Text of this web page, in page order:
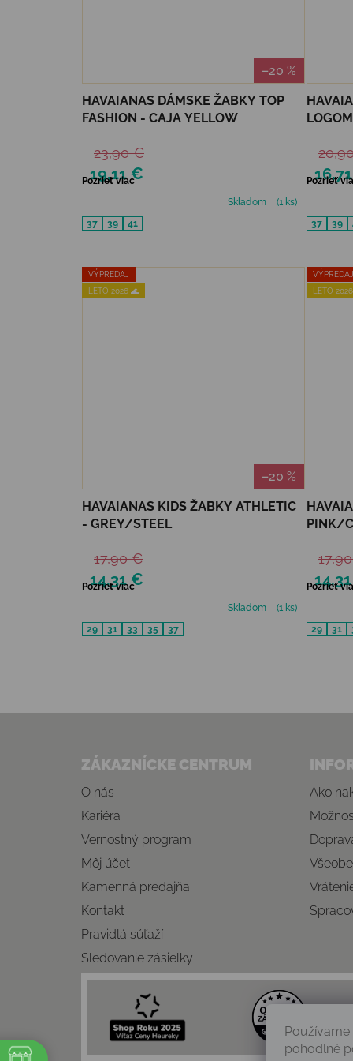
pohodlné
–20 %
HAVAIANAS DÁMSKE ŽABKY TOP
FASHION - CAJA YELLOW
19,11 €
23,90 €
Pozrieť viac
Skladom
(1 ks)
37
39 41
Pozrieť
37
39
VÝPREDAJ
LETO 2026 🌊
–20 %
HAVAIANAS KIDS ŽABKY ATHLETIC
- GREY/STEEL
14,31 €
17,90 €
Pozrieť viac
Skladom
(1 ks)
29
31 33 35 37
VÝPREDAJ
LETO
PINK/
Pozrieť
29
31
ZÁKAZNÍCKE CENTRUM
O nás
Kariéra
Vernostný program
Môj účet
Kamenná predajňa
Kontakt
Pravidlá súťaží
Sledovanie zásielky
Ako